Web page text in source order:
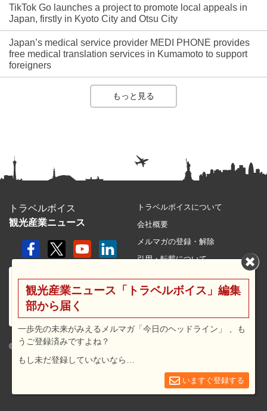
TikTok Go launches a project to promote local appeals in
Japan, firstly in Kyoto City and Otsu City
Japan’s medical service provider MEDI PHONE provides
free medical translation services in Kumamoto to support
foreigners
もっと見る
トラベルボイス
観光産業ニュース
© 2026 travel voice.
トラベルボイスについて
会社概要
メルマガの登録・解除
引用・転載について
利用規約
広告メニュー・料金
観光産業ニュース「トラベルボイス」編集
部から届く
一歩先の未来がみえるメルマガ「今日のヘッドライン」 、も
うご登録済みですよね？
もし未だ登録していないなら…
いますぐ登録する